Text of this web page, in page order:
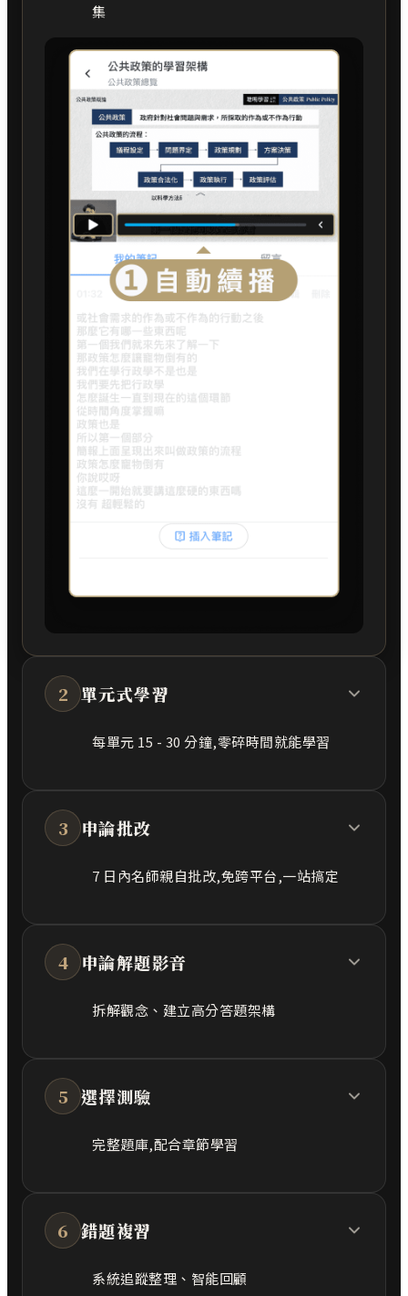
集
2 單元式學習
每單元 15 - 30 分鐘,零碎時間就能學習
3 申論批改
7 日內名師親自批改,免跨平台,一站搞定
4 申論解題影音
拆解觀念、建立高分答題架構
5 選擇測驗
完整題庫,配合章節學習
6 錯題複習
系統追蹤整理、智能回顧